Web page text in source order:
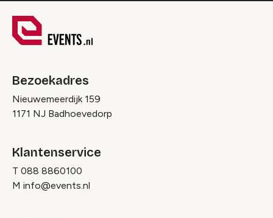
Bezoekadres
Nieuwemeerdijk 159
1171 NJ Badhoevedorp
Klantenservice
T 088 8860100
M info@events.nl